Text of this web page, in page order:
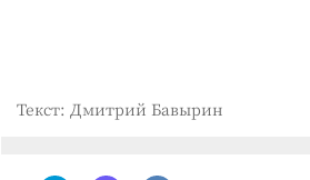
Текст: Дмитрий Бавырин